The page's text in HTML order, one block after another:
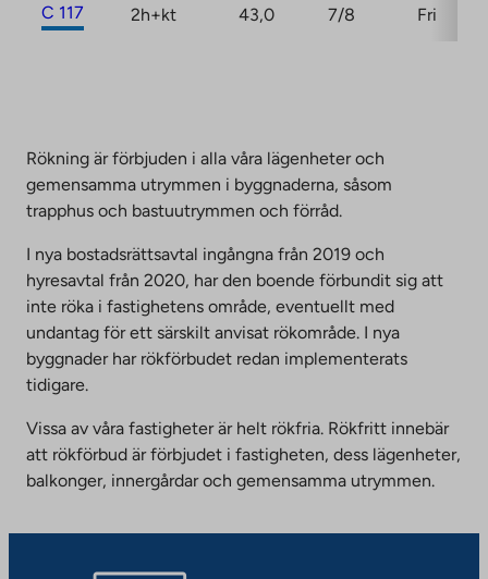
C 117 2h+kt 43,0 7/8 Fri
Rökning är förbjuden i alla våra lägenheter och
gemensamma utrymmen i byggnaderna, såsom
trapphus och bastuutrymmen och förråd.
I nya bostadsrättsavtal ingångna från 2019 och
hyresavtal från 2020, har den boende förbundit sig att
inte röka i fastighetens område, eventuellt med
undantag för ett särskilt anvisat rökområde. I nya
byggnader har rökförbudet redan implementerats
tidigare.
Vissa av våra fastigheter är helt rökfria. Rökfritt innebär
att rökförbud är förbjudet i fastigheten, dess lägenheter,
balkonger, innergårdar och gemensamma utrymmen.